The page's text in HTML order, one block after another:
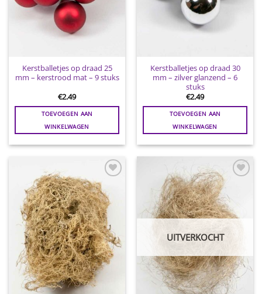
Kerstballetjes op draad 25
mm – kerstrood mat – 9 stuks
€2.49
TOEVOEGEN AAN
WINKELWAGEN
Kerstballetjes op draad 30
mm – zilver glanzend – 6
stuks
€2.49
TOEVOEGEN AAN
WINKELWAGEN
Toevoegen
aan
wenslijst
Toevoegen
wenslijst
UITVERKOCHT